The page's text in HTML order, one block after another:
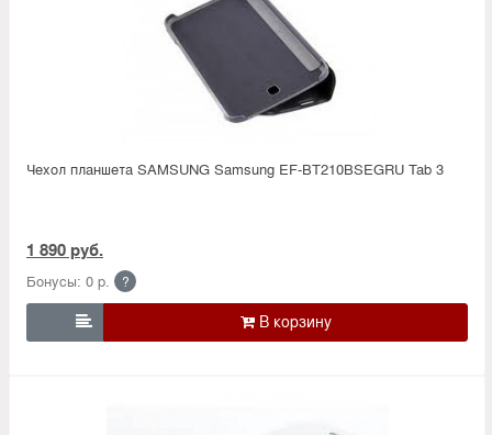
Чехол планшета SAMSUNG Samsung EF-ВТ210BSEGRU Tab 3
1 890 руб.
Бонусы: 0 р. ?
